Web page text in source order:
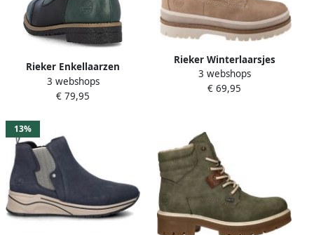
Rieker Enkellaarzen
Bottines 73510
3 webshops
€ 79,95
Rieker Winterlaarsjes
Plateauzolen winterlaarsjes
enkellaarsjes met TEX-
3 webshops
€ 69,95
13%